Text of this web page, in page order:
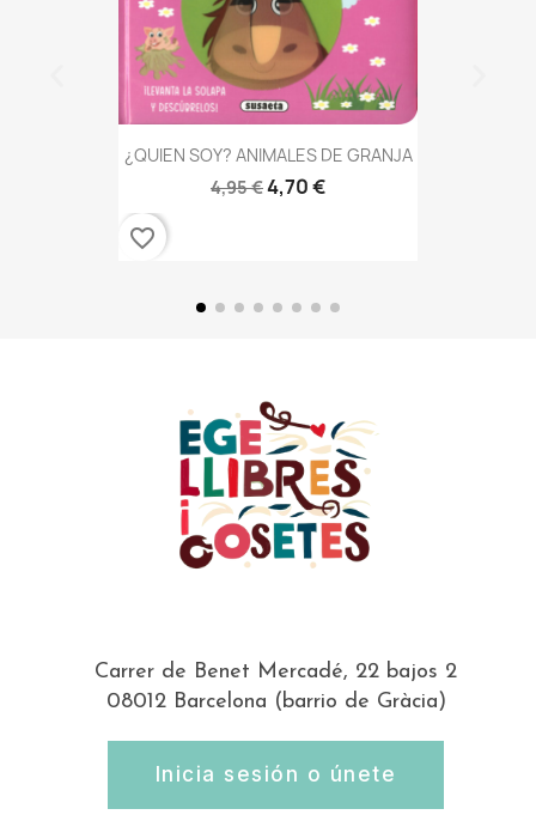
¿QUIEN SOY? ANIMALES DE GRANJA
4,95 €4,70 €
favorite_border
Carrer de Benet Mercadé, 22 bajos 2
08012 Barcelona (barrio de Gràcia)
Inicia sesión o únete